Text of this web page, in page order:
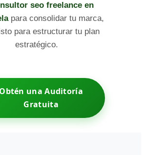
seo freelance en
para consolidar tu marca,
para estructurar tu plan
estratégico.
Obtén una Auditoría
Gratuita